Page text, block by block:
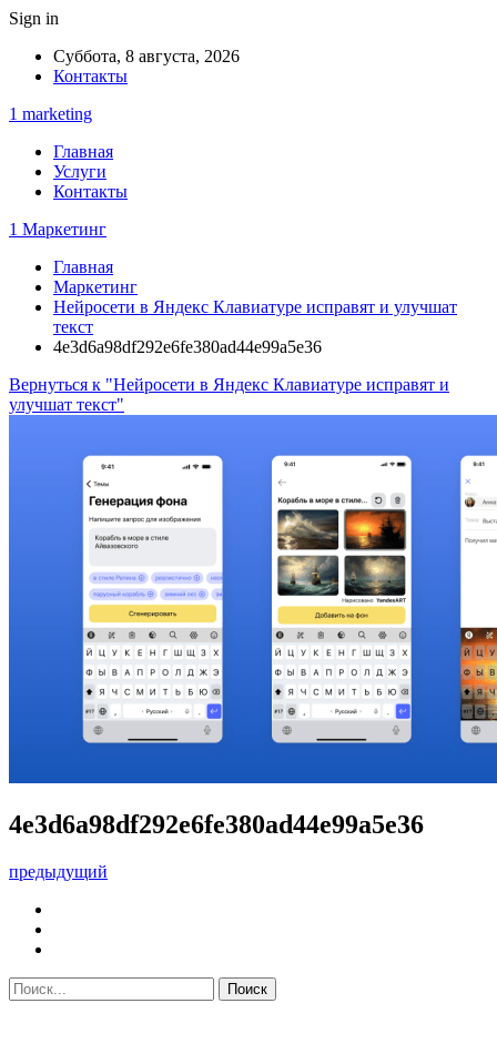
Sign in
Суббота, 8 августа, 2026
Контакты
1 marketing
Главная
Услуги
Контакты
1 Маркетинг
Главная
Маркетинг
Нейросети в Яндекс Клавиатуре исправят и улучшат
текст
4e3d6a98df292e6fe380ad44e99a5e36
Вернуться к "Нейросети в Яндекс Клавиатуре исправят и
улучшат текст"
4e3d6a98df292e6fe380ad44e99a5e36
предыдущий